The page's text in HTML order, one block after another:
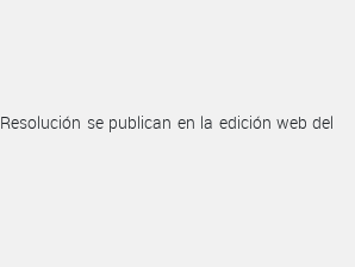
se publican en la edición web del